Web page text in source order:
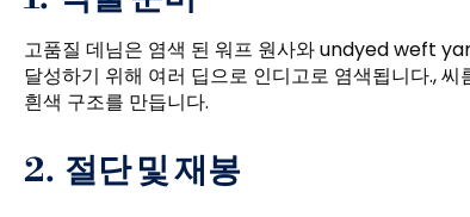
고품질 데님은 염색 된 워프 원사와 undyed weft
달성하기 위해 여러 딥으로 인디고로 염색됩니다.,
흰색 구조를 만듭니다.
2. 절단 및 재봉